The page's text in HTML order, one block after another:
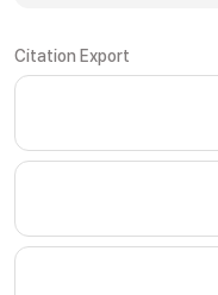
Citation Export